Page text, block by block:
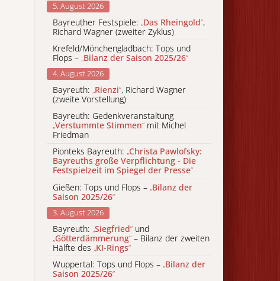
5. August 2026
Bayreuther Festspiele: „Das Rheingold“,
Richard Wagner (zweiter Zyklus)
Krefeld/Mönchengladbach: Tops und
Flops – „Bilanz der Saison 2025/26“
4. August 2026
Bayreuth: „Rienzi“, Richard Wagner
(zweite Vorstellung)
Bayreuth: Gedenkveranstaltung
„Verstummte Stimmen“ mit Michel
Friedman
Pionteks Bayreuth: „Christa Pawlofsky:
Bayreuths große Verpflichtung - Die
Festspielzeit im Spiegel der Presse“
Gießen: Tops und Flops – „Bilanz der
Saison 2025/26“
3. August 2026
Bayreuth: „Siegfried“ und
„Götterdämmerung“ – Bilanz der zweiten
Hälfte des „KI-Rings“
Wuppertal: Tops und Flops – „Bilanz der
Saison 2025/26“